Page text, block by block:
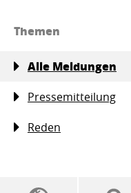
Themen
Alle Meldungen
Pressemitteilung
Reden